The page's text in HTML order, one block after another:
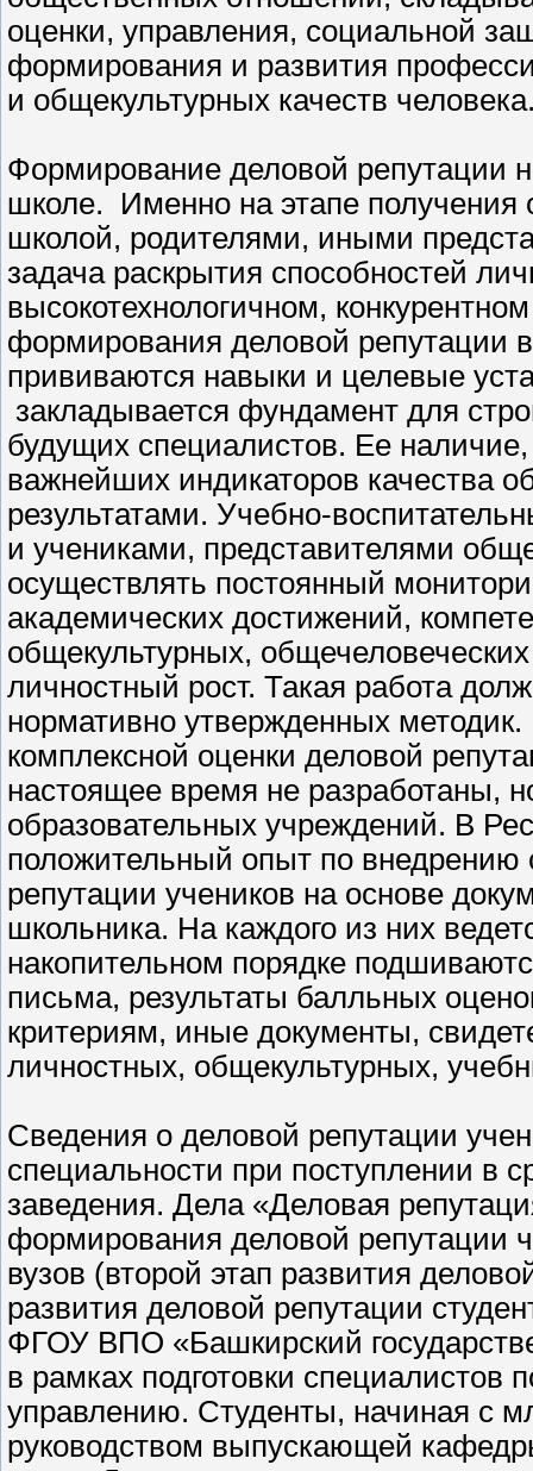
оценки, управления, социальной
формирования и развития
и общекультурных качеств
Формирование деловой репутации
школе. Именно на этапе получения
школой, родителями, иными
задача раскрытия способностей
высокотехнологичном,
формирования деловой репутации
прививаются навыки и целевые
закладывается фундамент для
будущих специалистов. Ее
важнейших индикаторов качества
результатами. Учебно-
и учениками, представителями
осуществлять постоянный
академических достижений,
общекультурных,
личностный рост. Такая работа
нормативно утвержденных
комплексной оценки деловой
настоящее время не разработаны,
образовательных учреждений. В
положительный опыт по внедрению
репутации учеников на основе
школьника. На каждого из них
накопительном порядке
письма, результаты балльных
критериям, иные документы,
личностных, общекультурных,
Сведения о деловой репутации
специальности при поступлении в
заведения. Дела «Деловая
формирования деловой репутации
вузов (второй этап развития
развития деловой репутации
ФГОУ ВПО «Башкирский
в рамках подготовки специалистов
управлению. Студенты, начиная с
руководством выпускающей